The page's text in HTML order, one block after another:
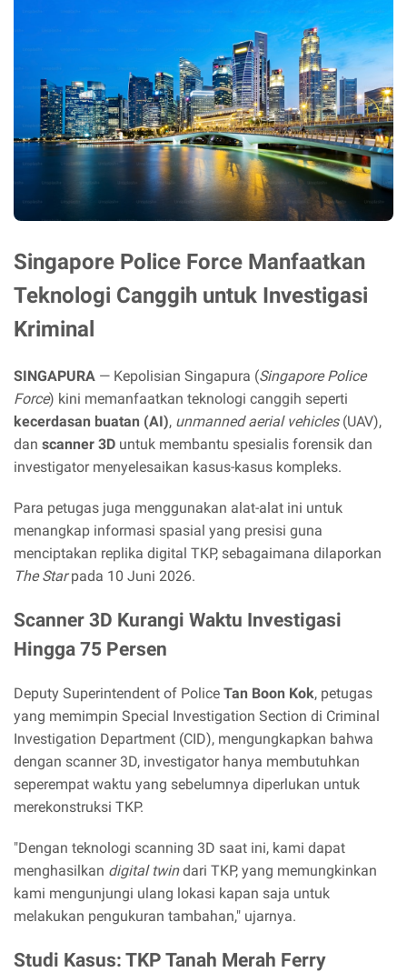
Singapore Police Force Manfaatkan
Teknologi Canggih untuk Investigasi
Kriminal
SINGAPURA — Kepolisian Singapura (Singapore Police
Force) kini memanfaatkan teknologi canggih seperti
kecerdasan buatan (AI), unmanned aerial vehicles(UAV),
dan scanner 3D untuk membantu spesialis forensik dan
investigator menyelesaikan kasus-kasus kompleks.
Para petugas juga menggunakan alat-alat ini untuk
menangkap informasi spasial yang presisi guna
menciptakan replika digital TKP, sebagaimana dilaporkan
The Starpada 10 Juni 2026.
Scanner 3D Kurangi Waktu Investigasi
Hingga 75 Persen
Deputy Superintendent of Police Tan Boon Kok, petugas
yang memimpin Special Investigation Section di Criminal
Investigation Department (CID), mengungkapkan bahwa
dengan scanner 3D, investigator hanya membutuhkan
seperempat waktu yang sebelumnya diperlukan untuk
merekonstruksi TKP.
"Dengan teknologi scanning 3D saat ini, kami dapat
menghasilkan digital twindari TKP, yang memungkinkan
kami mengunjungi ulang lokasi kapan saja untuk
melakukan pengukuran tambahan," ujarnya.
Studi Kasus: TKP Tanah Merah Ferry